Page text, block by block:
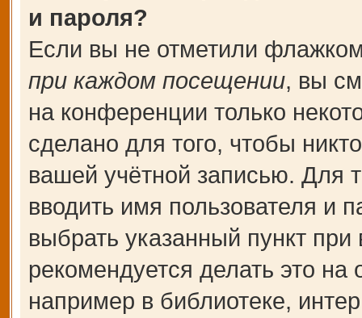
и пароля?
Если вы не отметили
при каждом посещении, вы
на конференции только
сделано для того, чтобы
вашей учётной записью. Для
вводить имя пользователя и
выбрать указанный пункт
рекомендуется делать это
например в библиотеке,